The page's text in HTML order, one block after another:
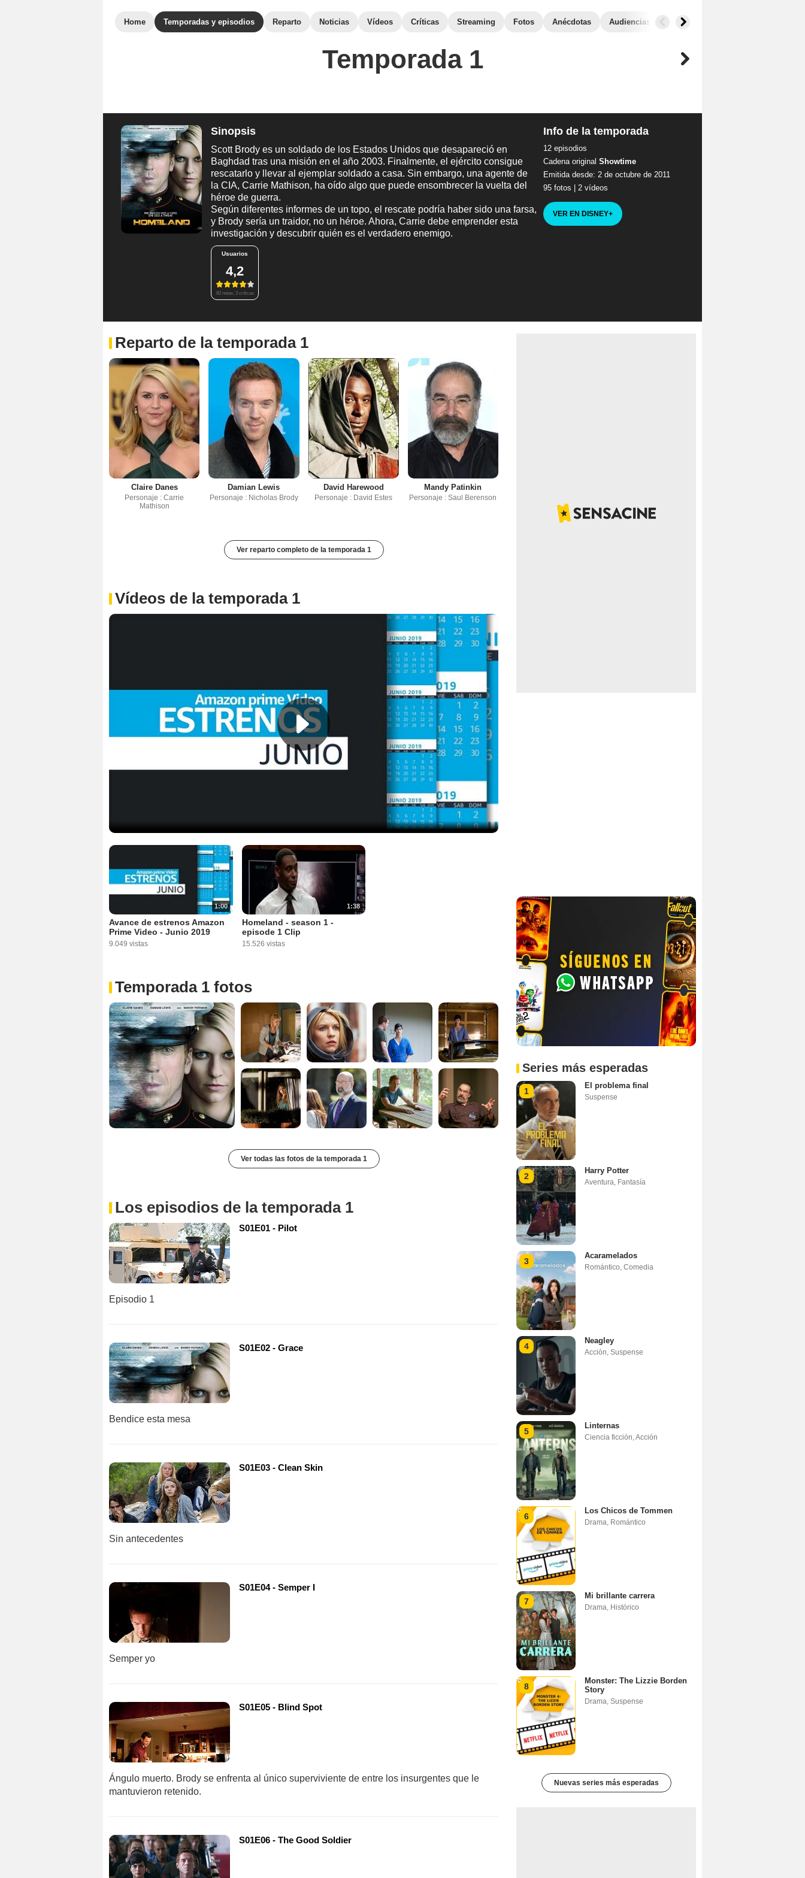
Home Temporadas y episodios Reparto Noticias Vídeos Críticas Streaming Fotos Anécdotas Audiencias
Temporada 1
Sinopsis
Scott Brody es un soldado de los Estados Unidos que desapareció en
Baghdad tras una misión en el año 2003. Finalmente, el ejército consigue
rescatarlo y llevar al ejemplar soldado a casa. Sin embargo, una agente de
la CIA, Carrie Mathison, ha oído algo que puede ensombrecer la vuelta del
héroe de guerra.
Según diferentes informes de un topo, el rescate podría haber sido una farsa,
y Brody sería un traidor, no un héroe. Ahora, Carrie debe emprender esta
investigación y descubrir quién es el verdadero enemigo.
Usuarios
4,2
82 notas, 3 críticas
Info de la temporada
12 episodios
Cadena original Showtime
Emitida desde: 2 de octubre de 2011
95 fotos
2 vídeos
VER EN DISNEY+
Reparto de la temporada 1
Claire Danes
Personaje : Carrie
Mathison
Damian Lewis
Personaje : Nicholas Brody
David Harewood
Personaje : David Estes
Mandy Patinkin
Personaje : Saul Berenson
Ver reparto completo de la temporada 1
Vídeos de la temporada 1
1:00
Avance de estrenos Amazon
Prime Video - Junio 2019
9.049 vistas
1:38
Homeland - season 1 -
episode 1 Clip
15.526 vistas
Temporada 1 fotos
Ver todas las fotos de la temporada 1
Los episodios de la temporada 1
S01E01 - Pilot
Episodio 1
S01E02 - Grace
Bendice esta mesa
S01E03 - Clean Skin
Sin antecedentes
S01E04 - Semper I
Semper yo
S01E05 - Blind Spot
Ángulo muerto. Brody se enfrenta al único superviviente de entre los insurgentes que le
mantuvieron retenido.
S01E06 - The Good Soldier
Series más esperadas
1
El problema final
Suspense
2
Harry Potter
Aventura Fantasía
3
Acaramelados
Romántico Comedia
4
Neagley
Acción Suspense
5
Linternas
Ciencia ficción Acción
6
Los Chicos de Tommen
Drama Romántico
7
Mi brillante carrera
Drama Histórico
8
Monster: The Lizzie Borden
Story
Drama Suspense
Nuevas series más esperadas